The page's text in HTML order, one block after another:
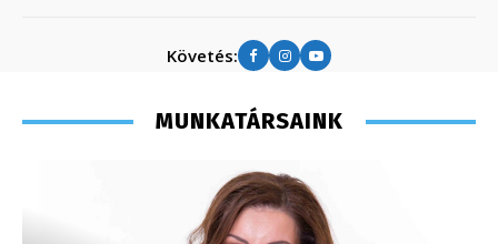
Követés:
MUNKATÁRSAINK